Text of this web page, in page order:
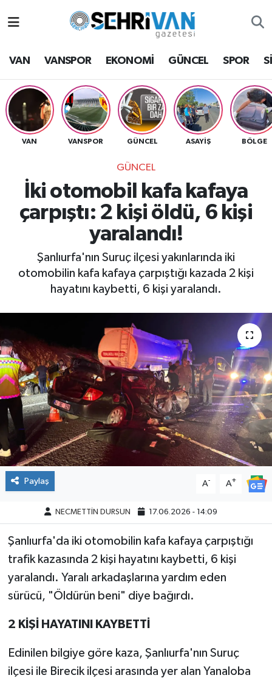
VAN VANSPOR EKONOMİ GÜNCEL SPOR
VAN VANSPOR GÜNCEL ASAYİŞ BÖLGE
GÜNCEL
İki otomobil kafa kafaya
çarpıştı: 2 kişi öldü, 6 kişi
yaralandı!
Şanlıurfa'nın Suruç ilçesi yakınlarında iki
otomobilin kafa kafaya çarpıştığı kazada 2 kişi
hayatını kaybetti, 6 kişi yaralandı.
Paylaş A- A+
NECMETTİN DURSUN 17.06.2026 - 14:09
Şanlıurfa'da iki otomobilin kafa kafaya çarpıştığı
trafik kazasında 2 kişi hayatını kaybetti, 6 kişi
yaralandı. Yaralı arkadaşlarına yardım eden
sürücü, "Öldürün beni" diye bağırdı.
2 KİŞİ HAYATINI KAYBETTİ
Edinilen bilgiye göre kaza, Şanlıurfa'nın Suruç
ilçesi ile Birecik ilçesi arasında yer alan Yanaloba
Van Hava Durumu
VAN Namaz Vakitleri
Van Trafik Yoğunluk Haritası
Süper Lig Puan Durumu ve Fikstür
Tüm Manşetler
Son Dakika Haberleri
Haber Arşivi